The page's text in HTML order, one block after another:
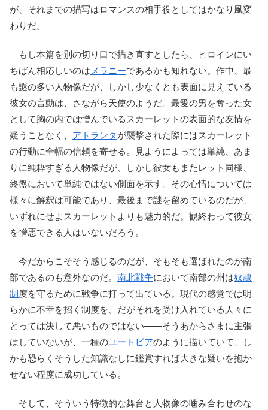
が、それまでの描写はロマンスの相手役としてはかなり風変
わりだ。
もし本篇を別の切り口で描き直すとしたら、ヒロインにい
ちばん相応しいのは メラニーであるかも知れない。作中、最
も謎の多い人物像だが、しかし少なくとも表面に見えている
彼女の言動は、さながら天使のようだ。最愛の男を奪った女
として胸の内では憎んでいるスカーレットの表面的な友情を
疑うことなく、 アトランタが襲撃された際にはスカーレット
の行動に全幅の信頼を寄せる。見ようによっては単純、あま
りに純粋すぎる人物像だが、しかし彼女もまたレット同様、
終盤において単純ではない側面を示す。その心情については
様々に解釈は可能であり、最後まで謎を留めているのだが、
いずれにせよスカーレットよりも魅力的だ。観終わって彼女
を憎悪できる人はいないだろう。
今だからこそそう感じるのだが、そもそも選ばれたのが南
部であるのも意外なのだ。 南北戦争において南部の州は奴隷
制 度を守るために戦争に打って出ている。現代の感覚では明
らかに不幸を招く制度を、だがそれを受け入れている人々に
とっては決して悪いものではない――そうあからさまに主張
はしていないが、一種のユートピアのように描いていて、し
かも恐らくそうした知識なしに鑑賞すれば大きな疑いを抱か
せない程度に成功している。
そして、そういう特徴的な舞台と人物像の噛み合わせのな